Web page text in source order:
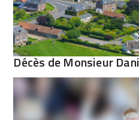
Décès de Monsieur